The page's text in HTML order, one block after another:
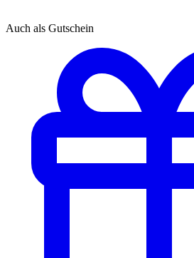
Auch als Gutschein